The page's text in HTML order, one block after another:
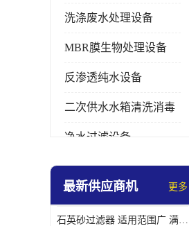
洗涤废水处理设备
MBR膜生物处理设备
反渗透纯水设备
二次供水水箱清洗消毒
净水过滤设备
软水设备
最新供应商机 更多
石英砂过滤器 适用范围广 满足不同的需求